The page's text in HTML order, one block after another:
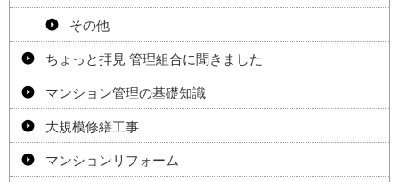
その他
ちょっと拝見 管理組合に聞きました
マンション管理の基礎知識
大規模修繕工事
マンションリフォーム